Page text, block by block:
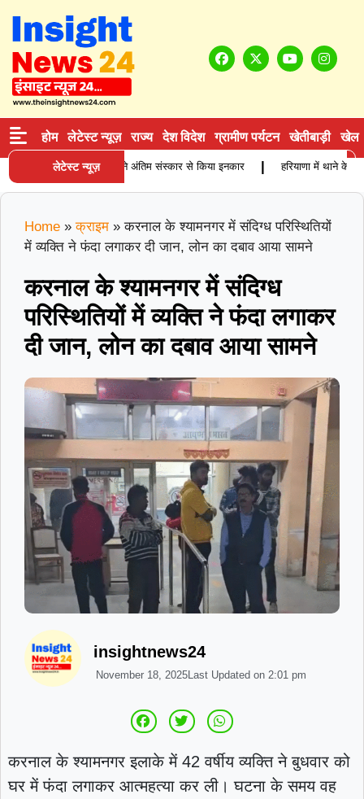
होम लेटेस्ट न्यूज़ राज्य देश विदेश ग्रामीण पर्यटन खेतीबाड़ी खेल
लेटेस्ट न्यूज़
कारोबारी की मौत, बेटियों ने अंतिम संस्कार से किया इनकार | हरियाणा में थाने के
Home » क्राइम »करनाल के श्यामनगर में संदिग्ध परिस्थितियों
में व्यक्ति ने फंदा लगाकर दी जान, लोन का दबाव आया सामने
करनाल के श्यामनगर में संदिग्ध
परिस्थितियों में व्यक्ति ने फंदा लगाकर
दी जान, लोन का दबाव आया सामने
insightnews24
November 18, 2025Last Updated on 2:01 pm
करनाल के श्यामनगर इलाके में 42 वर्षीय व्यक्ति ने बुधवार को
घर में फंदा लगाकर आत्महत्या कर ली। घटना के समय वह